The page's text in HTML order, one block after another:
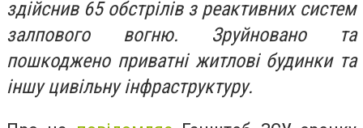
здійснив 65 обстрілів з реактивних систем
залпового вогню. Зруйновано та
пошкоджено приватні житлові будинки та
іншу цивільну інфраструктуру.